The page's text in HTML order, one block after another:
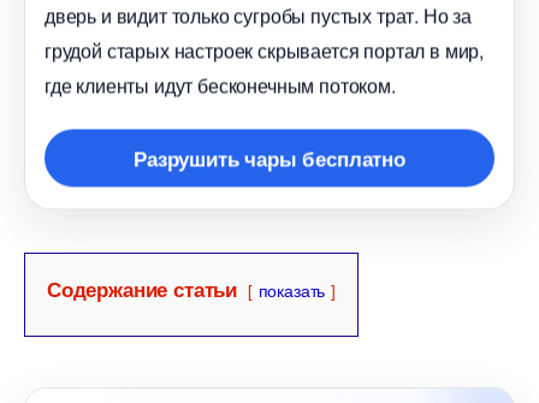
дверь и видит только сугробы пустых трат. Но за
рудой старых настроек скрывается портал в мир,
де клиенты идут бесконечным потоком.
Разрушить чары бесплатно
Содержание статьи показать